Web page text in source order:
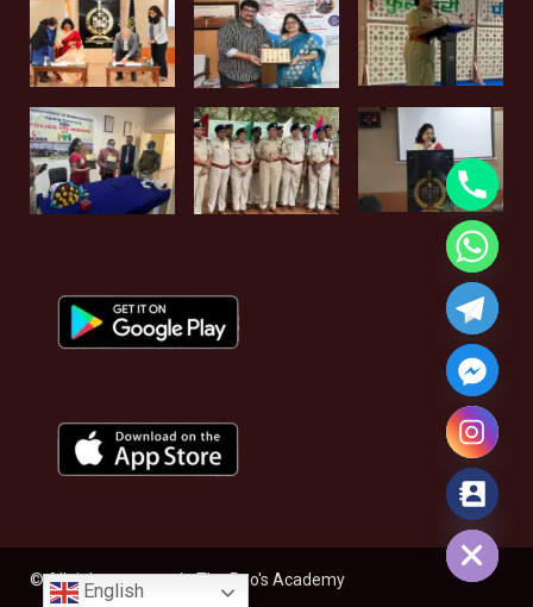
© All rights reserved - The Rao's Academy
English
Hide chaty